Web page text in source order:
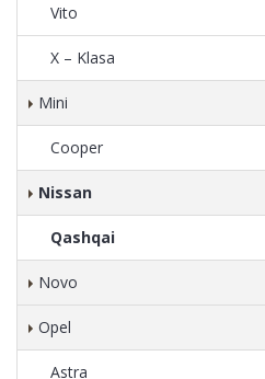
Vito
X – Klasa
Mini
Cooper
Nissan
Qashqai
Novo
Opel
Astra